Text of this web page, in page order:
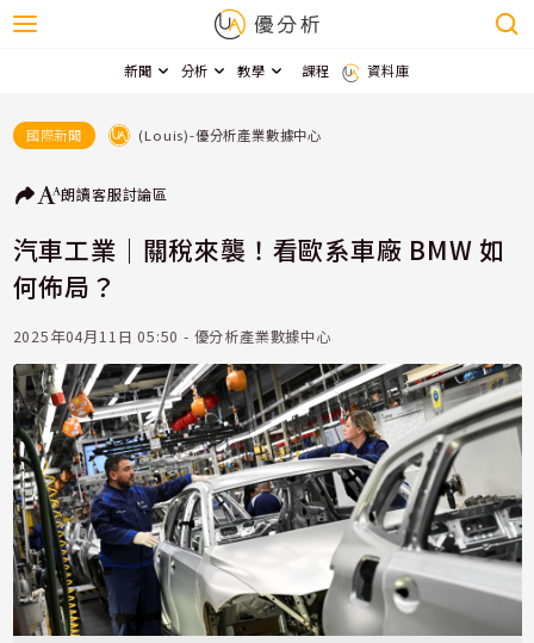
新聞 分析 教學 課程 資料庫
國際新聞 (Louis)-優分析產業數據中心
朗讀客服討論區
汽車工業｜關稅來襲！看歐系車廠 BMW 如
何佈局？
2025年04月11日 05:50 - 優分析產業數據中心